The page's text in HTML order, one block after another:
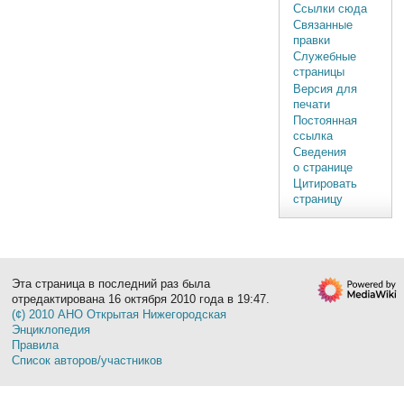
Ссылки сюда
Связанные
правки
Служебные
страницы
Версия для
печати
Постоянная
ссылка
Сведения
о странице
Цитировать
страницу
Эта страница в последний раз была
отредактирована 16 октября 2010 года в 19:47.
(¢) 2010 АНО Открытая Нижегородская
Энциклопедия
Правила
Список авторов/участников